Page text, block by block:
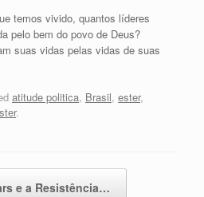
temos vivido, quantos líderes
pelo bem do povo de Deus?
suas vidas pelas vidas de suas
atitude politica, Brasil, ester,
.
e a Resistência…